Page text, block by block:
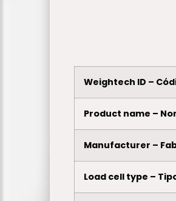
Weightech ID –
Product name –
Manufacturer –
Load cell type –